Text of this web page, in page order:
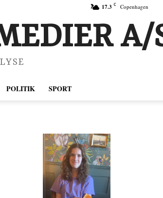
17.3 C Copenhagen
A/
POLITIK SPORT